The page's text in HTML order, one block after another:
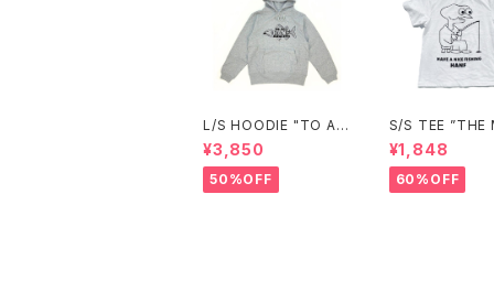
L/S HOODIE "TO AL
L ANGLERS"(GRAY)
¥3,850
50%OFF
S/S TEE ”THE
ER”
¥1,848
60%OFF